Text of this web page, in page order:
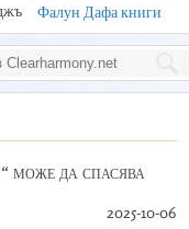
Фалун Дафа книги
МОЖЕ ДА СПАСЯВА
2025-10-06